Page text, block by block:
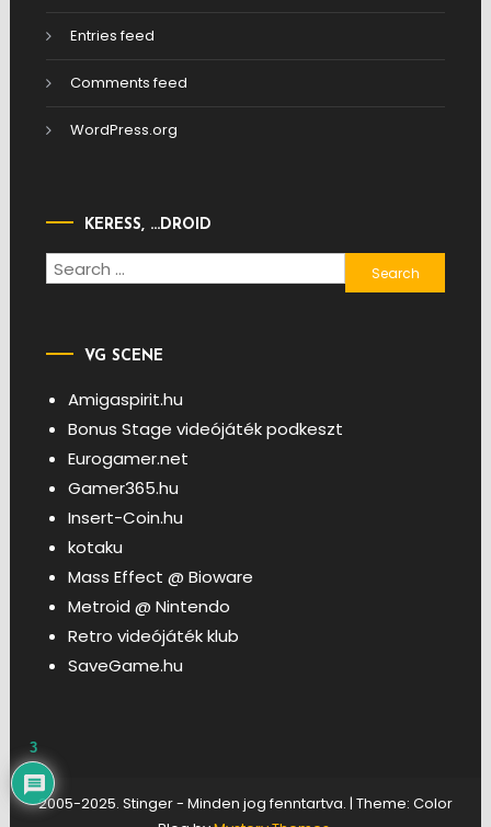
Entries feed
Comments feed
WordPress.org
KERESS, …DROID
Search
for:
VG SCENE
Amigaspirit.hu
Bonus Stage videójáték podkeszt
Eurogamer.net
Gamer365.hu
Insert-Coin.hu
kotaku
Mass Effect @ Bioware
Metroid @ Nintendo
Retro videójáték klub
SaveGame.hu
2005-2025. Stinger - Minden jog fenntartva. | Theme: Color
3